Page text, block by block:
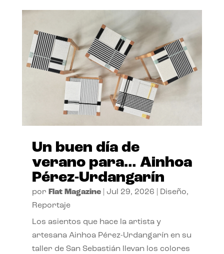
Un buen día de
verano para… Ainhoa
Pérez-Urdangarín
por Flat Magazine| Jul 29, 2026 Diseño,
Reportaje
Los asientos que hace la artista y
artesana Ainhoa Pérez-Urdangarín en su
taller de San Sebastián llevan los colores